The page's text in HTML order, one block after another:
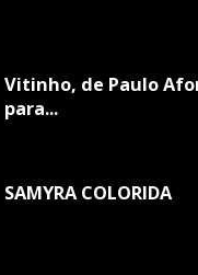
Vitinho, de Paulo
para...
SAMYRA COLORIDA